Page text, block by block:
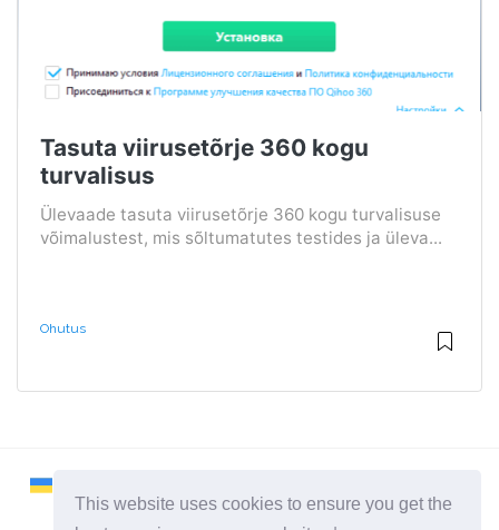
This website uses cookies to ensure you get the
Tasuta viirusetõrje 360 ​​kogu
turvalisus
Ülevaade tasuta viirusetõrje 360 ​​kogu turvalisuse
võimalustest, mis sõltumatutes testides ja üleva...
Ohutus